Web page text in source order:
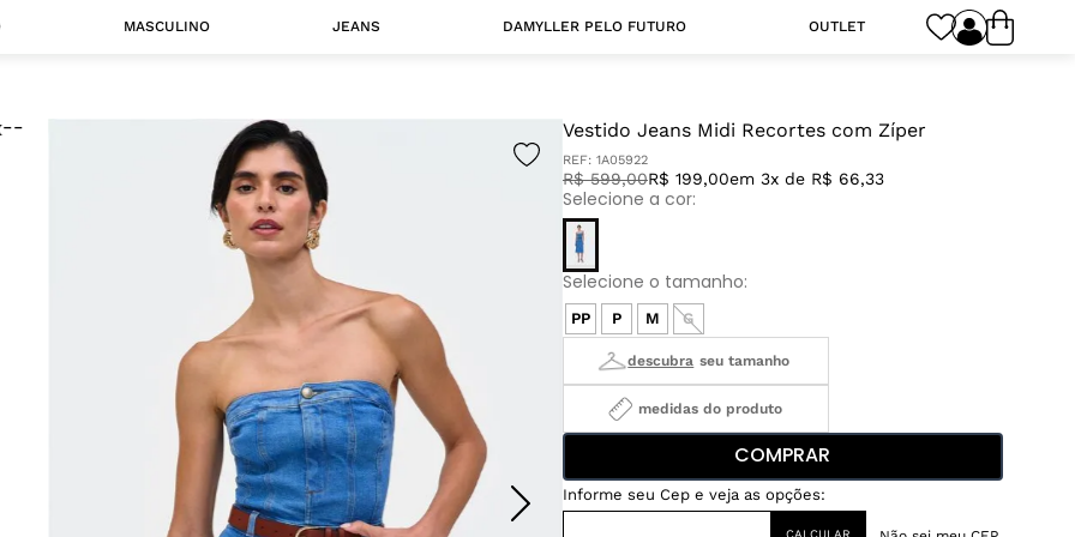
MASCULINO JEANS DAMYLLER PELO FUTURO OUTLET
Vestido Jeans Midi Recortes com Zíper
REF: 1A05922
R$ 599,00R$ 199,00em 3x de R$ 66,33
PP P M G
medidas do produto
COMPRAR